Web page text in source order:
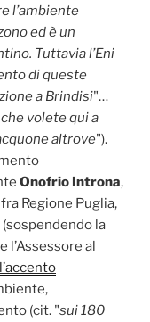
l’ambiente
ed è un
Tuttavia l’Eni
di queste
a Brindisi"…
volete qui a
altrove").
Onofrio Introna,
Regione Puglia,
la
l’Assessore al
(cit. "sui 180